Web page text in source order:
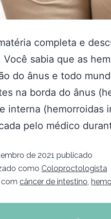
completa e
Você sabia que as
do ânus e todo
na borda do ânus
interna (hemorroidas
pelo médico
de 2021 publicado
como Coloproctologista
câncer de intestino,